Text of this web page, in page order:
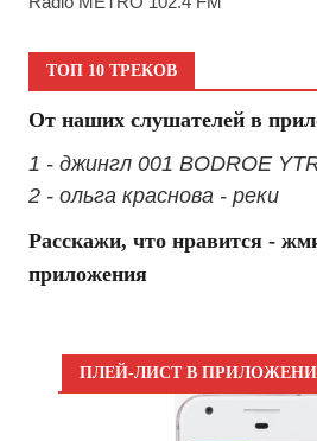
ТОП 10 ТРЕКОВ
От наших слушателей в
1 - джингл 001 BODROE
2 - ольга краснова - реки
Расскажи, что нравится -
приложения
ПЛЕЙ-ЛИСТ В